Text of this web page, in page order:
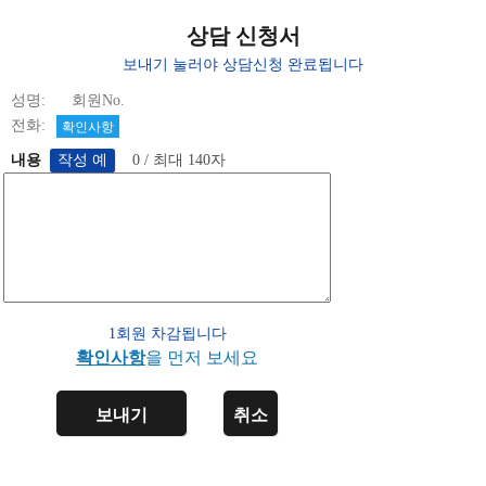
상담 신청서
보내기 눌러야 상담신청 완료됩니다
성명: 회원No.
전화:
확인사항
내용 0 / 최대 140자
1회원 차감됩니다
확인사항을 먼저 보세요